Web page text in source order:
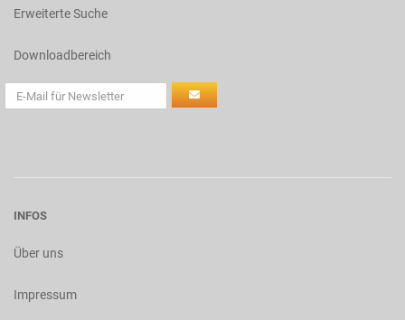
Erweiterte Suche
Downloadbereich
INFOS
Über uns
Impressum